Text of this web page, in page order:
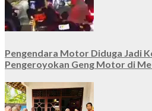
Pengendara Motor Diduga Jadi
Pengeroyokan Geng Motor di